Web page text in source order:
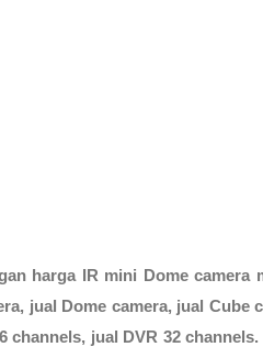
harga IR mini Dome camera
, jual Dome camera, jual Cube
channels, jual DVR 32 channels.